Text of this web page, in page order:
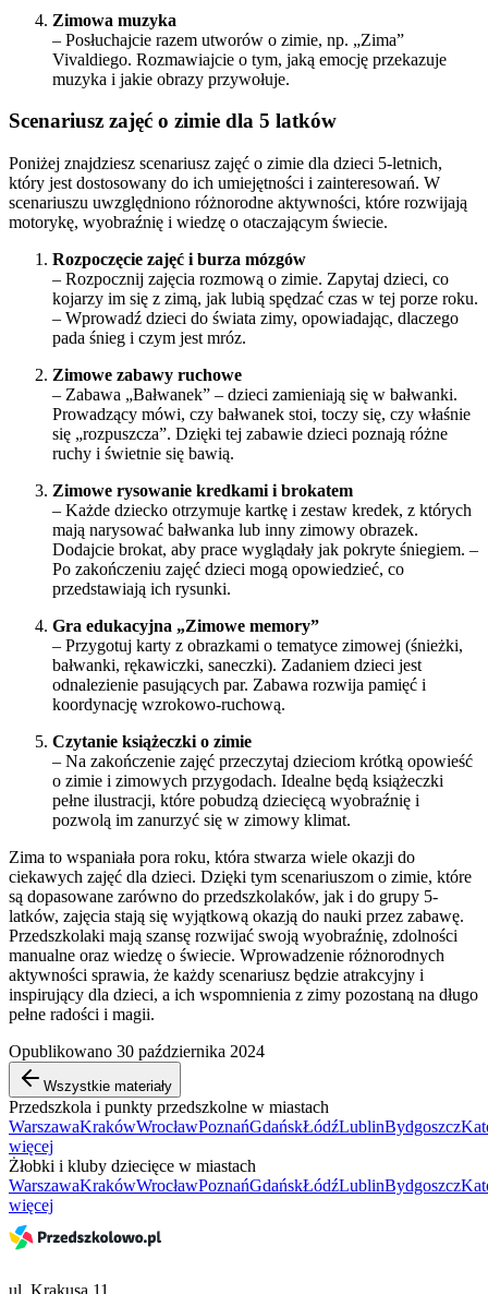
Zimowa muzyka
– Posłuchajcie razem utworów o zimie, np. „Zima”
Vivaldiego. Rozmawiajcie o tym, jaką emocję przekazuje
muzyka i jakie obrazy przywołuje.
Scenariusz zajęć o zimie dla 5 latków
Poniżej znajdziesz scenariusz zajęć o zimie dla dzieci 5-letnich,
który jest dostosowany do ich umiejętności i zainteresowań. W
scenariuszu uwzględniono różnorodne aktywności, które rozwijają
motorykę, wyobraźnię i wiedzę o otaczającym świecie.
Rozpoczęcie zajęć i burza mózgów
– Rozpocznij zajęcia rozmową o zimie. Zapytaj dzieci, co
kojarzy im się z zimą, jak lubią spędzać czas w tej porze roku.
– Wprowadź dzieci do świata zimy, opowiadając, dlaczego
pada śnieg i czym jest mróz.
Zimowe zabawy ruchowe
– Zabawa „Bałwanek” – dzieci zamieniają się w bałwanki.
Prowadzący mówi, czy bałwanek stoi, toczy się, czy właśnie
się „rozpuszcza”. Dzięki tej zabawie dzieci poznają różne
ruchy i świetnie się bawią.
Zimowe rysowanie kredkami i brokatem
– Każde dziecko otrzymuje kartkę i zestaw kredek, z których
mają narysować bałwanka lub inny zimowy obrazek.
Dodajcie brokat, aby prace wyglądały jak pokryte śniegiem. –
Po zakończeniu zajęć dzieci mogą opowiedzieć, co
przedstawiają ich rysunki.
Gra edukacyjna „Zimowe memory”
– Przygotuj karty z obrazkami o tematyce zimowej (śnieżki,
bałwanki, rękawiczki, saneczki). Zadaniem dzieci jest
odnalezienie pasujących par. Zabawa rozwija pamięć i
koordynację wzrokowo-ruchową.
Czytanie książeczki o zimie
– Na zakończenie zajęć przeczytaj dzieciom krótką opowieść
o zimie i zimowych przygodach. Idealne będą książeczki
pełne ilustracji, które pobudzą dziecięcą wyobraźnię i
pozwolą im zanurzyć się w zimowy klimat.
Zima to wspaniała pora roku, która stwarza wiele okazji do
ciekawych zajęć dla dzieci. Dzięki tym scenariuszom o zimie, które
są dopasowane zarówno do przedszkolaków, jak i do grupy 5-
latków, zajęcia stają się wyjątkową okazją do nauki przez zabawę.
Przedszkolaki mają szansę rozwijać swoją wyobraźnię, zdolności
manualne oraz wiedzę o świecie. Wprowadzenie różnorodnych
aktywności sprawia, że każdy scenariusz będzie atrakcyjny i
inspirujący dla dzieci, a ich wspomnienia z zimy pozostaną na długo
pełne radości i magii.
Opublikowano 30 października 2024
Wszystkie materiały
Przedszkola i punkty przedszkolne w miastach
WarszawaKrakówWrocławPoznańGdańskŁódźLublinBydgoszcz
więcej
Żłobki i kluby dziecięce w miastach
WarszawaKrakówWrocławPoznańGdańskŁódźLublinBydgoszcz
więcej